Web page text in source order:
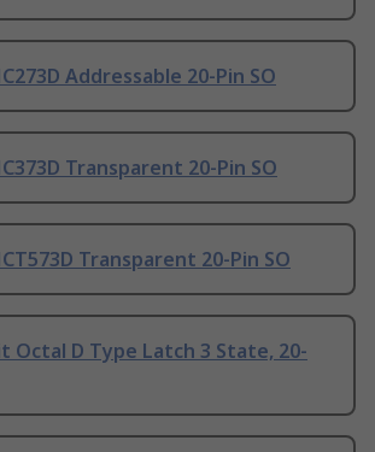
Addressable 20-Pin SO
Transparent 20-Pin SO
Transparent 20-Pin SO
Octal D Type Latch 3 State, 20-